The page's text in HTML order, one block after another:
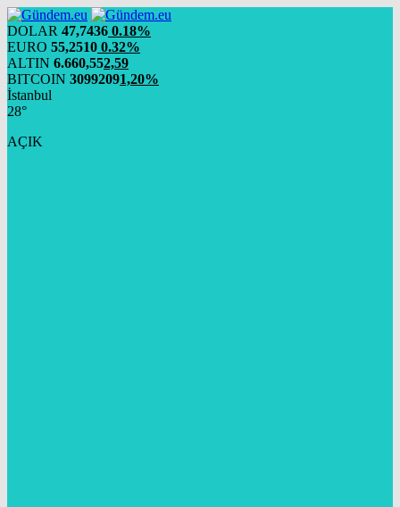
DOLAR 47,7436 0.18%
EURO 55,2510 0.32%
ALTIN 6.660,552,59
BITCOIN 30992091,20%
İstanbul
28°
AÇIK